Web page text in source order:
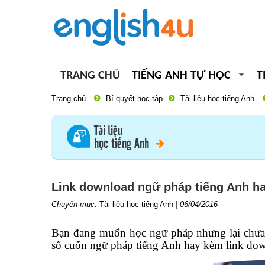
TRANG CHỦ TIẾNG ANH TỰ HỌC
Trang chủ Bí quyết học tập Tài liệu học tiếng Anh
Tài liệu
học tiếng Anh
Link download ngữ pháp tiếng Anh
Chuyên mục: Tài liệu học tiếng Anh 06/04/2016
Bạn đang muốn học ngữ pháp nhưng lại
số cuốn ngữ pháp tiếng Anh hay kèm link